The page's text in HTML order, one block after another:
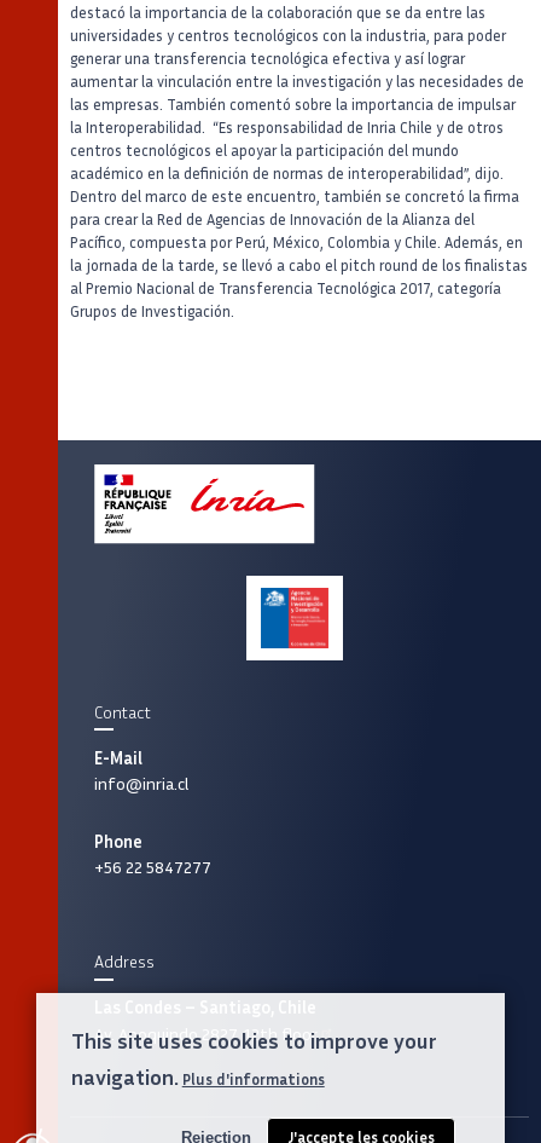
destacó la importancia de la colaboración que se da entre las
universidades y centros tecnológicos con la industria, para poder
generar una transferencia tecnológica efectiva y así lograr
aumentar la vinculación entre la investigación y las necesidades de
las empresas. También comentó sobre la importancia de impulsar
la Interoperabilidad. “Es responsabilidad de Inria Chile y de otros
centros tecnológicos el apoyar la participación del mundo
académico en la definición de normas de interoperabilidad”, dijo.
Dentro del marco de este encuentro, también se concretó la firma
para crear la Red de Agencias de Innovación de la Alianza del
Pacífico, compuesta por Perú, México, Colombia y Chile. Además, en
la jornada de la tarde, se llevó a cabo el pitch round de los finalistas
al Premio Nacional de Transferencia Tecnológica 2017, categoría
Grupos de Investigación.
Contact
E-Mail
info@inria.cl
Phone
+56 22 5847277
Address
Av. Apoquindo 2827, 12th floor
This site uses cookies to improve your
navigation. Plus d'informations
J'accepte les cookies
Rejection